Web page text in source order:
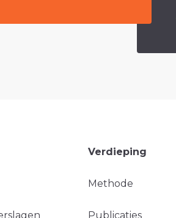
Verdieping
Methode
Publicaties